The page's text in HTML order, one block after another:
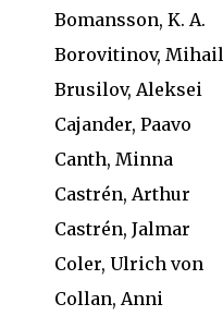
Bomansson, K. A.
Borovitinov, Mihail
Brusilov, Aleksei
Cajander, Paavo
Canth, Minna
Castrén, Arthur
Castrén, Jalmar
Coler, Ulrich von
Collan, Anni